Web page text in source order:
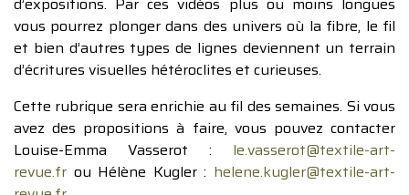
vous pourrez plonger dans des univers où la fibre, le fil
et bien d’autres types de lignes deviennent un terrain
d’écritures visuelles hétéroclites et curieuses.
Cette rubrique sera enrichie au fil des semaines. Si vous
avez des propositions à faire, vous pouvez contacter
Louise-Emma Vasserot : le.vasserot@textile-art-
revue.fr ou Hélène Kugler : helene.kugler@textile-art-